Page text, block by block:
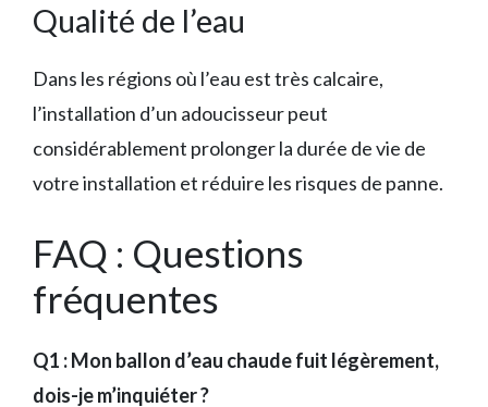
Qualité de l’eau
Dans les régions où l’eau est très calcaire,
l’installation d’un adoucisseur peut
considérablement prolonger la durée de vie de
votre installation et réduire les risques de panne.
FAQ : Questions
fréquentes
Q1 : Mon ballon d’eau chaude fuit légèrement,
dois-je m’inquiéter ?